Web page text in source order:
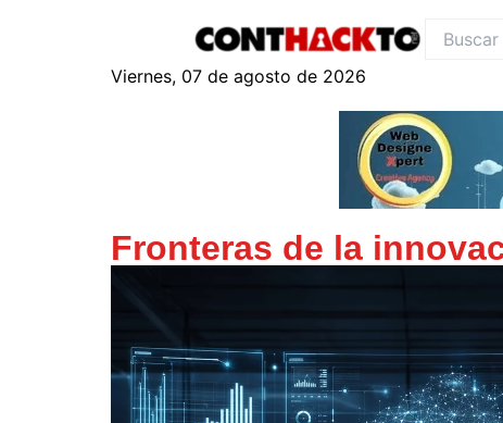
Viernes, 07 de agosto de 2026
Fronteras de la